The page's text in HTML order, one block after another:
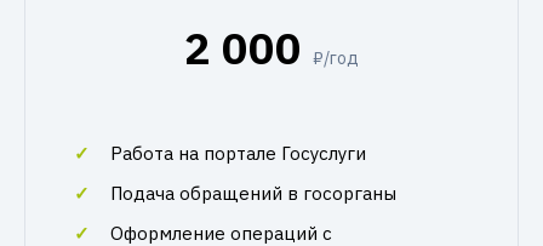
2 000 ₽/год
Работа на портале Госуслуги
Подача обращений в госорганы
Оформление операций с